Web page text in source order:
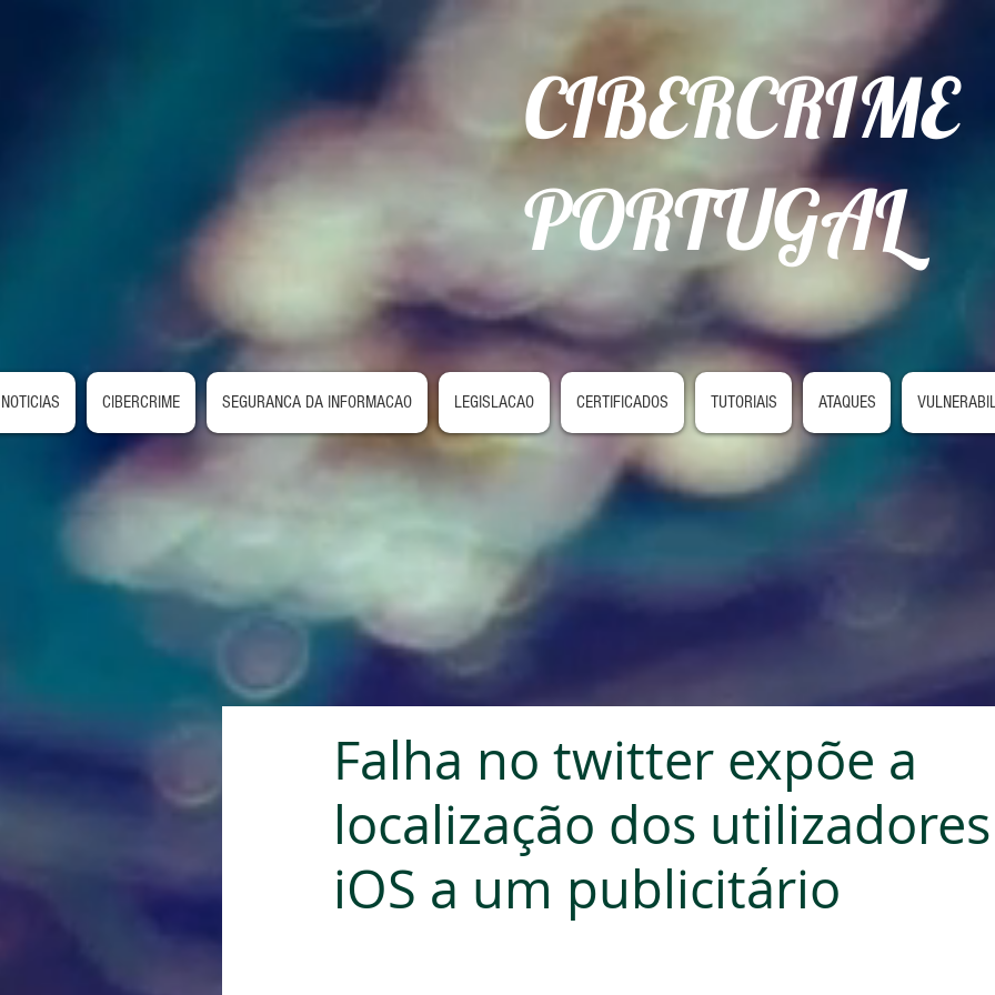
CIBERCRIME
PORTUGAL
NOTICIAS CIBERCRIME SEGURANCA DA INFORMACAO LEGISLACAO CERTIFICADOS TUTORIAIS ATAQUES
Falha no twitter expõe a
localização dos
iOS a um publicitário